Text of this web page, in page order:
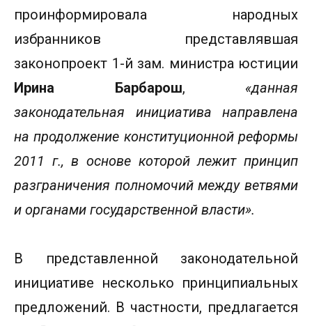
проинформировала народных
избранников представлявшая
законопроект 1-й зам. министра юстиции
Ирина Барбарош, «данная
законодательная инициатива направлена
на продолжение конституционной реформы
2011 г., в основе которой лежит принцип
разграничения полномочий между ветвями
и органами государственной власти».
В представленной законодательной
инициативе несколько принципиальных
предложений. В частности, предлагается